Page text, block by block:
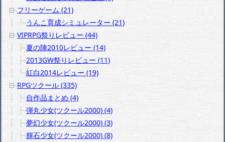
フリーゲーム (21)
うんこ育成シミュレーター (21)
VIPRPG祭りレビュー (44)
夏の陣2010レビュー (14)
2013GW祭りレビュー (11)
紅白2014レビュー (19)
RPGツクール (335)
自作品まとめ (4)
弾丸少女(ツクール2000) (4)
夢幻少女(ツクール2000) (3)
輝石少女(ツクール2000) (8)